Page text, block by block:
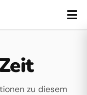
zu diesem